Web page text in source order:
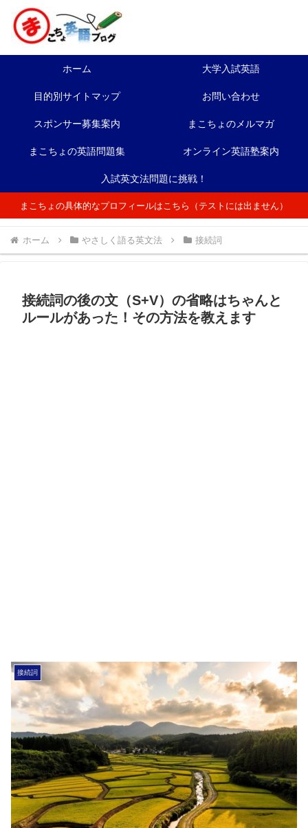
ホーム 大学入試英語
目的別サイトマップ お問い合わせ
スポンサー募集案内 まこちょのメルマガ
まこちょの英語問題集 オンライン英語塾案内
入試英文法問題に挑戦！
まこちょの具体的なプロフィールはこちら（テストには出ません）
ホーム やさしく語る英文法 接続詞
接続詞の後の文（S+V）の省略はちゃんと
ルールがあった！その方法を教えます
接続詞